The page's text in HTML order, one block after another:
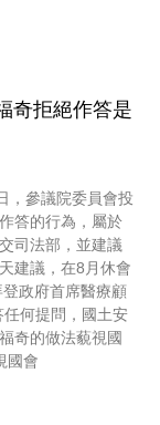
奇拒絕作答是
，參議院委員會投
答的行為，屬於
司法部，並建議
建議，在8月休會
政府首席醫療顧
任何提問，國土安
奇的做法藐視國
國會